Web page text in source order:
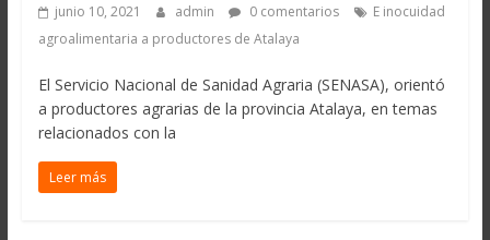
junio 10, 2021 admin 0 comentarios
E inocuidad
agroalimentaria a productores de Atalaya
El Servicio Nacional de Sanidad Agraria (SENASA), orientó
a productores agrarias de la provincia Atalaya, en temas
relacionados con la
Leer más